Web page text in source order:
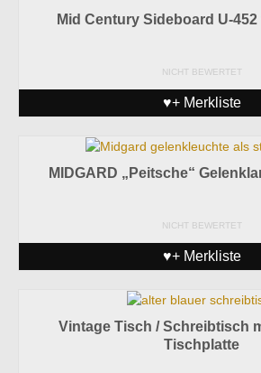
Mid Century Sideboard U-
NICHT BEWERTET
♥+ Merkliste
MIDGARD „Peitsche“
NICHT BEWERTET
♥+ Merkliste
Vintage Tisch / Schreibtisch
Tischplatte